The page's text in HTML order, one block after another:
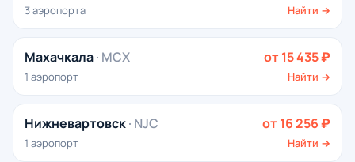
3 аэропорта Найти →
Махачкала· MCX
1 аэропорт
от 15 435 ₽
Найти →
Нижневартовск· NJC
1 аэропорт
от 16 256 ₽
Найти →